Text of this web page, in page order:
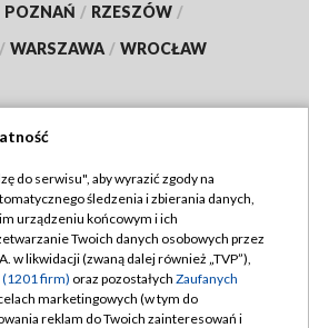
POZNAŃ / RZESZÓW /
/ WARSZAWA / WROCŁAW
TVP
Regulamin TVP
prywatności
Moje zgody
do serwisu", aby wyrazić zgody na
śledzenia i zbierania danych,
urządzeniu końcowym i ich
Twoich danych osobowych przez
w likwidacji (zwaną dalej również „TVP”),
(1201 firm) oraz pozostałych Zaufanych
marketingowych (w tym do
reklam do Twoich zainteresowań i